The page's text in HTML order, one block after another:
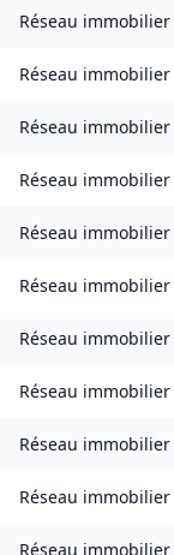
Réseau immobilier
Réseau immobilier
Réseau immobilier
Réseau immobilier
Réseau immobilier
Réseau immobilier
Réseau immobilier
Réseau immobilier
Réseau immobilier
Réseau immobilier
Réseau immobilier